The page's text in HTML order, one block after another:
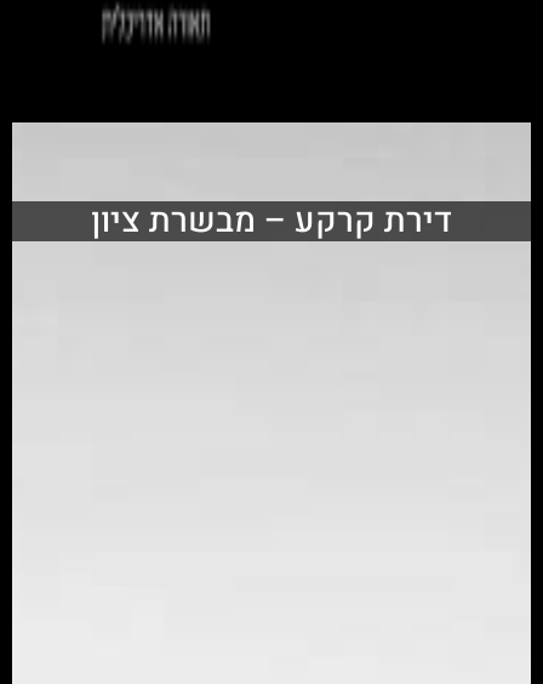
דירת קרקע – מבשרת ציון